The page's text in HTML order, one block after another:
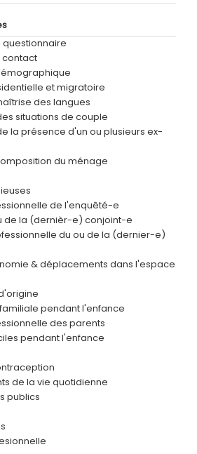
questionnaire
contact
et migratoire
des langues
situations de couple
la présence d'un ou plusieurs ex-
du ménage
de l'enquêté-e
de la (dernièr-e) conjoint-e
du ou de la (dernier-e)
& déplacements dans l'espace
pendant l'enfance
des parents
pendant l'enfance
de la vie quotidienne
publics